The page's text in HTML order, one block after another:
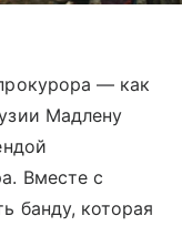
— как
Мадлену
Вместе с
банду, которая